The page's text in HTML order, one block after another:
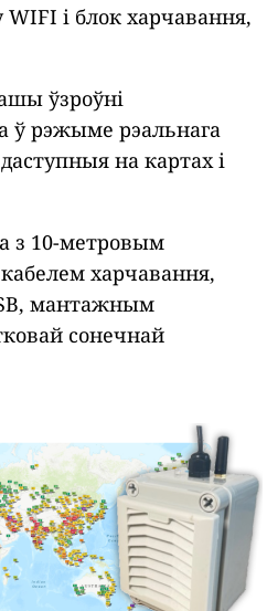
WIFI і блок харчавання,
ўзроўні
ў рэжыме рэальнага
на картах і
з 10-метровым
харчавання,
мантажным
сонечнай